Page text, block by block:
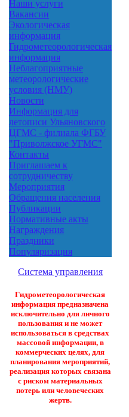
Наши услуги
Вакансии
Экологическая
информация
Гидрометеорологическая
информация
Неблагоприятные
метеорологические
условия (НМУ)
Новости
Информация для
летописи Ульяновского
ЦГМС - филиала ФГБУ
"Приволжское УГМС"
Контакты
Приглашаем к
сотрудничеству
Мероприятия
Обращения населения
Публикации
Нормативные акты
Награждения
Праздники
Популяризация
Система управления
Гидрометеорологическая
информация предназначена
исключительно для личного
пользования и не может
использоваться в средствах
массовой информации, в
коммерческих целях, для
планирования мероприятий,
реализация которых связана
с риском материальных
потерь или человеческих
жертв.